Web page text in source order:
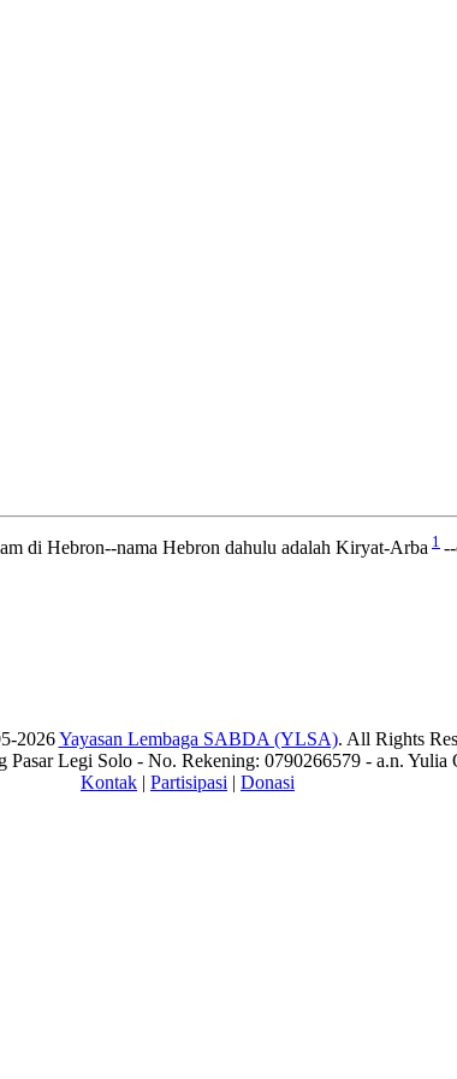
di Hebron--nama Hebron dahulu adalah Kiryat-Arba 1
2026Yayasan Lembaga SABDA (YLSA). All Rights
Pasar Legi Solo - No. Rekening: 0790266579 - a.n. Yulia
Kontak | Partisipasi | Donasi